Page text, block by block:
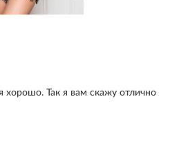
хорошо. Так я вам скажу отлично